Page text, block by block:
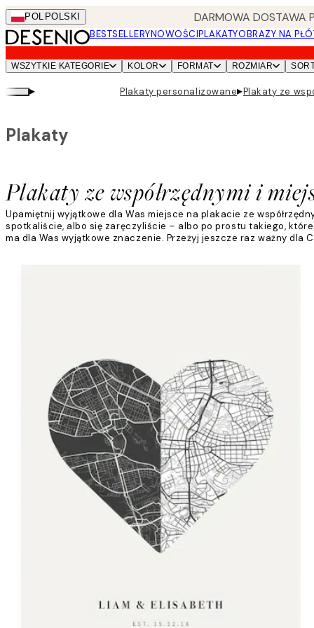
Skip
to
main
content.
POL POLSKI DARMOWA DOSTAWA
BESTSELLERYNOWOŚCIPLAKATYOBRAZY NA
WSZYTKIE KATEGORIE KOLOR FORMAT ROZMIAR
▸ Plakaty personalizowane▸Plakaty ze
Plakaty ze współrzędnymi i
Plakaty
Upamiętnij wyjątkowe dla Was miejsce na plakacie ze
spotkaliście, albo się zaręczyliście – albo po prostu takiego,
ma dla Was wyjątkowe znaczenie. Przeżyj jeszcze raz ważny dla